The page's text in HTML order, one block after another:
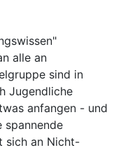
alle an
sind in
Jugendliche
anfangen - und
spannende
sich an Nicht-